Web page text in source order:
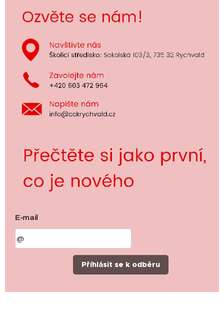
E-mail
Příhlásit se k odběru